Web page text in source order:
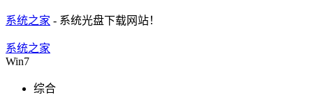
系统之家 - 系统光盘下载网站！
系统之家
Win7
综合